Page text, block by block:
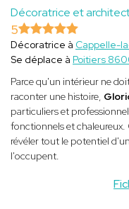
Décoratrice et
5
Décoratrice à Cappelle-
Se déplace à Poitiers
Parce qu'un intérieur ne
raconter une histoire,
particuliers et
fonctionnels et
révéler tout le potentiel
l'occupent.